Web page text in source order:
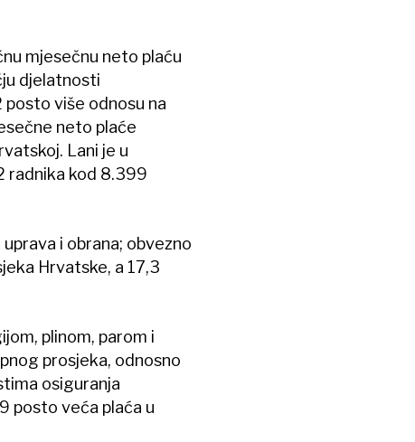
mjesečnu neto plaću
djelatnosti
više odnosu na
neto plaće
Lani je u
radnika kod 8.399
i obrana; obvezno
Hrvatske, a 17,3
plinom, parom i
prosjeka, odnosno
osiguranja
posto veća plaća u